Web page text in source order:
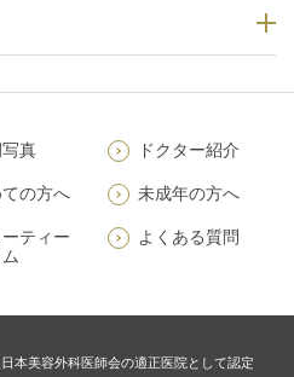
真 ドクター紹介
の方へ 未成年の方へ
ーティー
よくある質問
本美容外科医師会の適正医院として認定